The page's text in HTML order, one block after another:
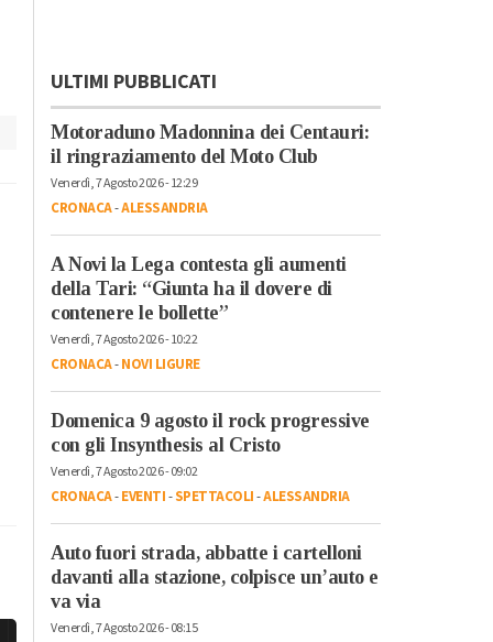
ULTIMI PUBBLICATI
Motoraduno Madonnina dei Centauri:
il ringraziamento del Moto Club
Venerdì, 7 Agosto 2026 - 12:29
CRONACA-ALESSANDRIA
A Novi la Lega contesta gli aumenti
della Tari: “Giunta ha il dovere di
contenere le bollette”
Venerdì, 7 Agosto 2026 - 10:22
CRONACA-NOVI LIGURE
Domenica 9 agosto il rock progressive
con gli Insynthesis al Cristo
Venerdì, 7 Agosto 2026 - 09:02
CRONACA-EVENTI-SPETTACOLI-ALESSANDRIA
Auto fuori strada, abbatte i cartelloni
davanti alla stazione, colpisce un’auto e
va via
Venerdì, 7 Agosto 2026 - 08:15